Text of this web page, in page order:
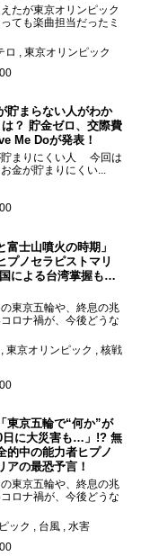
たが東京オリンピック
ても楽曲担当だったミ
ロ
東京オリンピック
貯まらない人がわか
？ 貯金ゼロ、交際費
Me Doが発表！
貯まりにくい人 今回は
金が貯まりにくい...
富士山噴火の時期」
プノセラピストマリ
による台湾掌握も…
東京五輪や、終息の兆
ロナ禍が、今後どうな
東京オリンピック
核戦
東京五輪で“何か”が
日に大災害も…」!? 無
的中の能力者ヒプノ
アの最恐予言！
東京五輪や、終息の兆
ロナ禍が、今後どうな
ック 台風
水害